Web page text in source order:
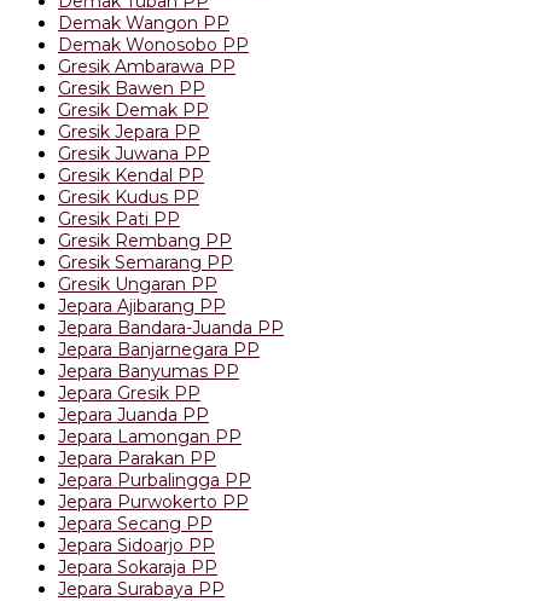
Demak Wangon PP
Demak Wonosobo PP
Gresik Ambarawa PP
Gresik Bawen PP
Gresik Demak PP
Gresik Jepara PP
Gresik Juwana PP
Gresik Kendal PP
Gresik Kudus PP
Gresik Pati PP
Gresik Rembang PP
Gresik Semarang PP
Gresik Ungaran PP
Jepara Ajibarang PP
Jepara Bandara-Juanda PP
Jepara Banjarnegara PP
Jepara Banyumas PP
Jepara Gresik PP
Jepara Juanda PP
Jepara Lamongan PP
Jepara Parakan PP
Jepara Purbalingga PP
Jepara Purwokerto PP
Jepara Secang PP
Jepara Sidoarjo PP
Jepara Sokaraja PP
Jepara Surabaya PP